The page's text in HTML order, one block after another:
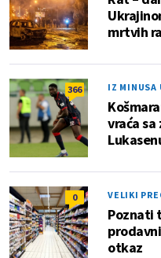
mrtvih
366 IZ MINUSA
vraća
0 VELIKI
Poznati
otkaz